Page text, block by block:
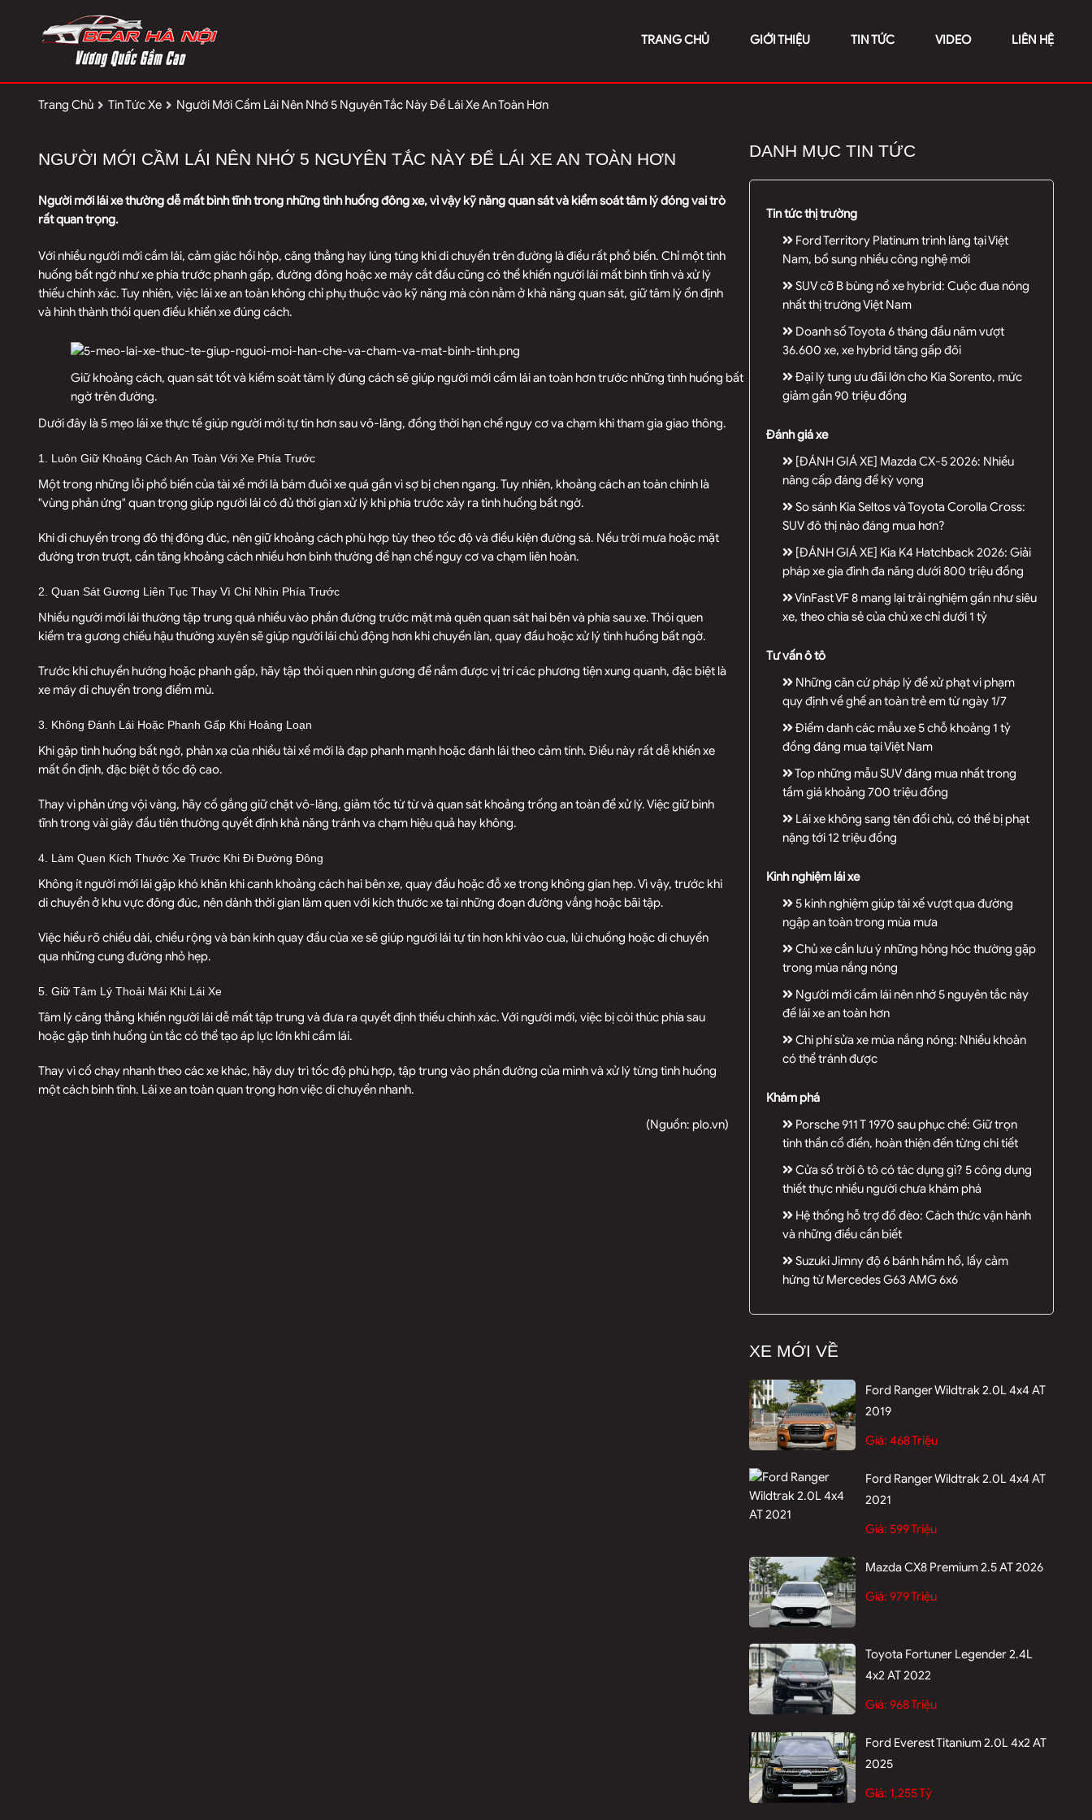
TRANG CHỦ GIỚI THIỆU TIN TỨC VIDEO LIÊN HỆ
Trang Chủ Tin Tức Xe Người Mới Cầm Lái Nên Nhớ 5 Nguyên Tắc Này Để Lái Xe An Toàn Hơn
NGƯỜI MỚI CẦM LÁI NÊN NHỚ 5 NGUYÊN TẮC NÀY ĐỂ LÁI XE AN TOÀN HƠN
Người mới lái xe thường dễ mất bình tĩnh trong những tình huống đông xe, vì vậy kỹ năng quan sát và kiểm soát tâm lý đóng vai trò
rất quan trọng.
Với nhiều người mới cầm lái, cảm giác hồi hộp, căng thẳng hay lúng túng khi di chuyển trên đường là điều rất phổ biến. Chỉ một tình
huống bất ngờ như xe phía trước phanh gấp, đường đông hoặc xe máy cắt đầu cũng có thể khiến người lái mất bình tĩnh và xử lý
thiếu chính xác. Tuy nhiên, việc lái xe an toàn không chỉ phụ thuộc vào kỹ năng mà còn nằm ở khả năng quan sát, giữ tâm lý ổn định
và hình thành thói quen điều khiển xe đúng cách.
Giữ khoảng cách, quan sát tốt và kiểm soát tâm lý đúng cách sẽ giúp người mới cầm lái an toàn hơn trước những tình huống bất
ngờ trên đường.
Dưới đây là 5 mẹo lái xe thực tế giúp người mới tự tin hơn sau vô-lăng, đồng thời hạn chế nguy cơ va chạm khi tham gia giao thông.
1. Luôn Giữ Khoảng Cách An Toàn Với Xe Phía Trước
Một trong những lỗi phổ biến của tài xế mới là bám đuôi xe quá gần vì sợ bị chen ngang. Tuy nhiên, khoảng cách an toàn chính là
"vùng phản ứng" quan trọng giúp người lái có đủ thời gian xử lý khi phía trước xảy ra tình huống bất ngờ.
Khi di chuyển trong đô thị đông đúc, nên giữ khoảng cách phù hợp tùy theo tốc độ và điều kiện đường sá. Nếu trời mưa hoặc mặt
đường trơn trượt, cần tăng khoảng cách nhiều hơn bình thường để hạn chế nguy cơ va chạm liên hoàn.
2. Quan Sát Gương Liên Tục Thay Vì Chỉ Nhìn Phía Trước
Nhiều người mới lái thường tập trung quá nhiều vào phần đường trước mặt mà quên quan sát hai bên và phía sau xe. Thói quen
kiểm tra gương chiếu hậu thường xuyên sẽ giúp người lái chủ động hơn khi chuyển làn, quay đầu hoặc xử lý tình huống bất ngờ.
Trước khi chuyển hướng hoặc phanh gấp, hãy tập thói quen nhìn gương để nắm được vị trí các phương tiện xung quanh, đặc biệt là
xe máy di chuyển trong điểm mù.
3. Không Đánh Lái Hoặc Phanh Gấp Khi Hoảng Loạn
Khi gặp tình huống bất ngờ, phản xạ của nhiều tài xế mới là đạp phanh mạnh hoặc đánh lái theo cảm tính. Điều này rất dễ khiến xe
mất ổn định, đặc biệt ở tốc độ cao.
Thay vì phản ứng vội vàng, hãy cố gắng giữ chặt vô-lăng, giảm tốc từ từ và quan sát khoảng trống an toàn để xử lý. Việc giữ bình
tĩnh trong vài giây đầu tiên thường quyết định khả năng tránh va chạm hiệu quả hay không.
4. Làm Quen Kích Thước Xe Trước Khi Đi Đường Đông
Không ít người mới lái gặp khó khăn khi canh khoảng cách hai bên xe, quay đầu hoặc đỗ xe trong không gian hẹp. Vì vậy, trước khi
di chuyển ở khu vực đông đúc, nên dành thời gian làm quen với kích thước xe tại những đoạn đường vắng hoặc bãi tập.
Việc hiểu rõ chiều dài, chiều rộng và bán kính quay đầu của xe sẽ giúp người lái tự tin hơn khi vào cua, lùi chuồng hoặc di chuyển
qua những cung đường nhỏ hẹp.
5. Giữ Tâm Lý Thoải Mái Khi Lái Xe
Tâm lý căng thẳng khiến người lái dễ mất tập trung và đưa ra quyết định thiếu chính xác. Với người mới, việc bị còi thúc phía sau
hoặc gặp tình huống ùn tắc có thể tạo áp lực lớn khi cầm lái.
Thay vì cố chạy nhanh theo các xe khác, hãy duy trì tốc độ phù hợp, tập trung vào phần đường của mình và xử lý từng tình huống
một cách bình tĩnh. Lái xe an toàn quan trọng hơn việc di chuyển nhanh.
(Nguồn: plo.vn)
DANH MỤC TIN TỨC
Tin tức thị trường
Ford Territory Platinum trình làng tại Việt
Nam, bổ sung nhiều công nghệ mới
SUV cỡ B bùng nổ xe hybrid: Cuộc đua nóng
nhất thị trường Việt Nam
Doanh số Toyota 6 tháng đầu năm vượt
36.600 xe, xe hybrid tăng gấp đôi
Đại lý tung ưu đãi lớn cho Kia Sorento, mức
giảm gần 90 triệu đồng
Đánh giá xe
[ĐÁNH GIÁ XE] Mazda CX-5 2026: Nhiều
nâng cấp đáng để kỳ vọng
So sánh Kia Seltos và Toyota Corolla Cross:
SUV đô thị nào đáng mua hơn?
[ĐÁNH GIÁ XE] Kia K4 Hatchback 2026: Giải
pháp xe gia đình đa năng dưới 800 triệu đồng
VinFast VF 8 mang lại trải nghiệm gần như siêu
xe, theo chia sẻ của chủ xe chỉ dưới 1 tỷ
Tư vấn ô tô
Những căn cứ pháp lý để xử phạt vi phạm
quy định về ghế an toàn trẻ em từ ngày 1/7
Điểm danh các mẫu xe 5 chỗ khoảng 1 tỷ
đồng đáng mua tại Việt Nam
Top những mẫu SUV đáng mua nhất trong
tầm giá khoảng 700 triệu đồng
Lái xe không sang tên đổi chủ, có thể bị phạt
nặng tới 12 triệu đồng
Kinh nghiệm lái xe
5 kinh nghiệm giúp tài xế vượt qua đường
ngập an toàn trong mùa mưa
Chủ xe cần lưu ý những hỏng hóc thường gặp
trong mùa nắng nóng
Người mới cầm lái nên nhớ 5 nguyên tắc này
để lái xe an toàn hơn
Chi phí sửa xe mùa nắng nóng: Nhiều khoản
có thể tránh được
Khám phá
Porsche 911 T 1970 sau phục chế: Giữ trọn
tinh thần cổ điển, hoàn thiện đến từng chi tiết
Cửa sổ trời ô tô có tác dụng gì? 5 công dụng
thiết thực nhiều người chưa khám phá
Hệ thống hỗ trợ đổ đèo: Cách thức vận hành
và những điều cần biết
Suzuki Jimny độ 6 bánh hầm hố, lấy cảm
hứng từ Mercedes G63 AMG 6x6
XE MỚI VỀ
Ford Ranger Wildtrak 2.0L 4x4 AT
2019
Giá: 468 Triệu
Ford Ranger Wildtrak 2.0L 4x4 AT
2021
Giá: 599 Triệu
Mazda CX8 Premium 2.5 AT 2026
Giá: 979 Triệu
Toyota Fortuner Legender 2.4L
4x2 AT 2022
Giá: 968 Triệu
Ford Everest Titanium 2.0L 4x2 AT
2025
Giá: 1,255 Tỷ